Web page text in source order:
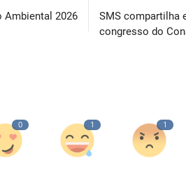
Ambiental 2026
SMS compartilha
congresso do
0 1 1